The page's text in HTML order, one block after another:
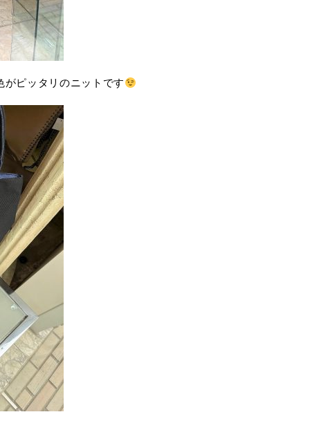
ピッタリのニットです